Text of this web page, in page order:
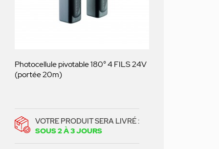
Photocellule pivotable 180° 4 FILS 24V
(portée 20m)
VOTRE PRODUIT SERA LIVRÉ :
SOUS 2 À 3 JOURS